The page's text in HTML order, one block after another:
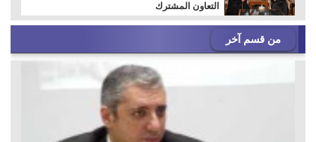
التعاون المشترك
من قسم آخر